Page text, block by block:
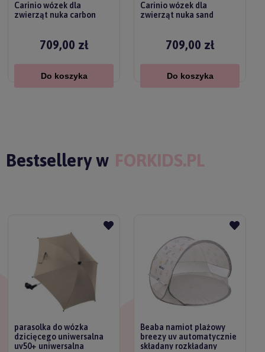
Carinio wózek dla
zwierząt nuka carbon
709,00 zł
Do koszyka
Carinio wózek dla
zwierząt nuka sand
709,00 zł
Do koszyka
Bestsellery w FORKIDS.PL
parasolka do wózka
dzicięcego uniwersalna
uv50+ uniwersalna
Beaba namiot plażowy
breezy uv automatycznie
składany rozkładany